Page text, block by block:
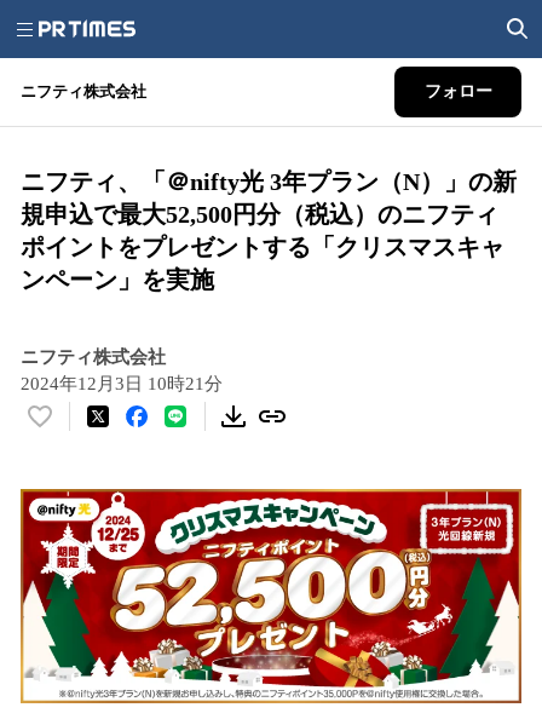
ニフティ株式会社 フォロー
ニフティ、「＠nifty光 3年プラン（N）」の新
規申込で最大52,500円分（税込）のニフティ
ポイントをプレゼントする「クリスマスキャ
ンペーン」を実施
ニフティ株式会社
2024年12月3日 10時21分
い
！
数
を
読
み
込
み
中
で